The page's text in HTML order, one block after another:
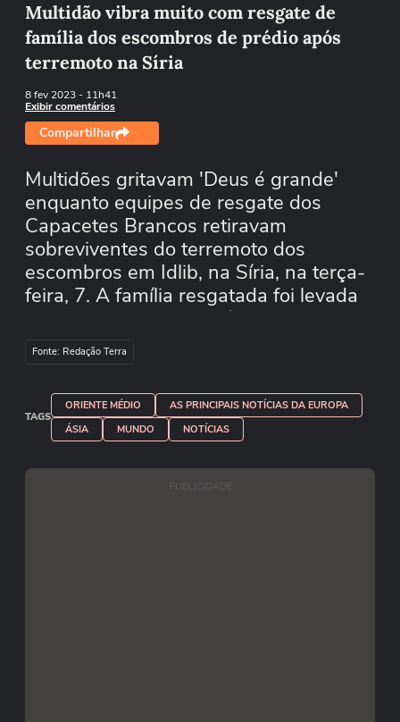
Multidão vibra muito com resgate de
família dos escombros de prédio após
terremoto na Síria
8 fev 2023- 11h41
Exibir comentários
Compartilhar
Multidões gritavam 'Deus é grande'
enquanto equipes de resgate dos
Capacetes Brancos retiravam
sobreviventes do terremoto dos
escombros em Idlib, na Síria, na terça-
feira, 7. A família resgatada foi levada
direto para uma ambulância, enquanto
as pessoas olhavam com alívio e
comemoravam. O número de mortos
do terremoto devastador no sul da
Turquia e na Síria saltou para mais de
7.800 pessoas na terça-feira.
Fonte: Redação Terra
TAGS
ORIENTE MÉDIO
AS PRINCIPAIS NOTÍCIAS DA EUROPA
ÁSIA
MUNDO NOTÍCIAS
PUBLICIDADE